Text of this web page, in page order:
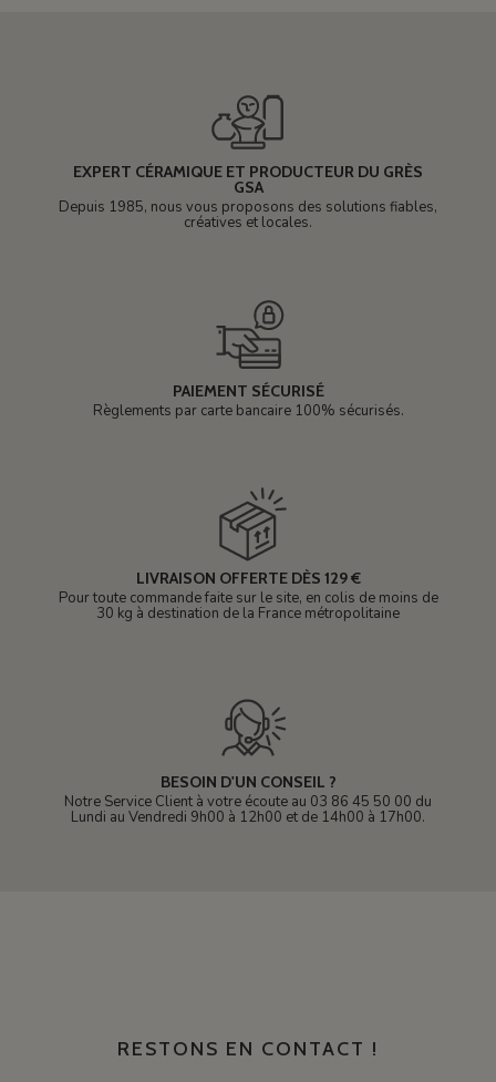
EXPERT CÉRAMIQUE ET PRODUCTEUR DU GRÈS
GSA
Depuis 1985, nous vous proposons des solutions fiables,
créatives et locales.
PAIEMENT SÉCURISÉ
Règlements par carte bancaire 100% sécurisés.
LIVRAISON OFFERTE DÈS 129 €
Pour toute commande faite sur le site, en colis de moins de
30 kg à destination de la France métropolitaine
BESOIN D'UN CONSEIL ?
Notre Service Client à votre écoute au 03 86 45 50 00 du
Lundi au Vendredi 9h00 à 12h00 et de 14h00 à 17h00.
RESTONS EN CONTACT !